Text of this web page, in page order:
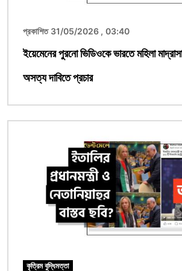
প্রকাশিত 31/05/2026 , 03:40
ইয়েমেনের পুরনো ভিডিওকে ভারতে মহিলা
অসত্য দাবিতে প্রচার
কৃত্রিম বুদ্ধিমত্তা